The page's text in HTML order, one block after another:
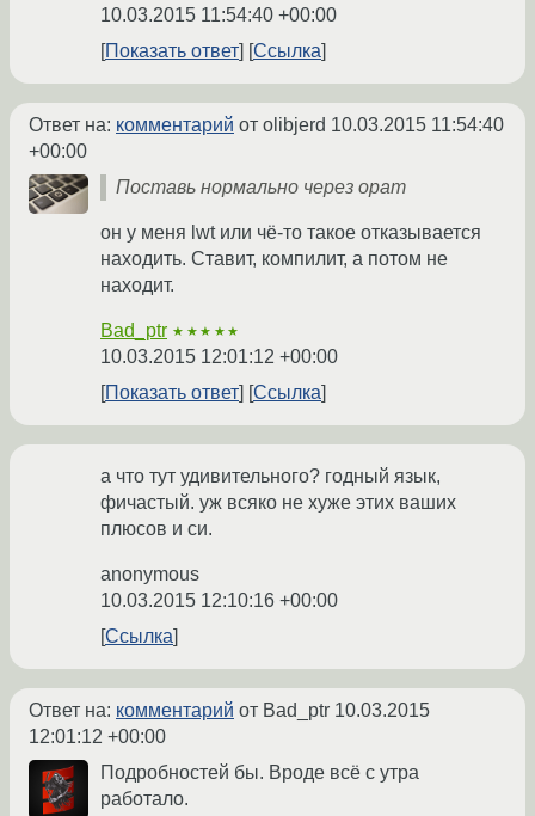
10.03.2015 11:54:40 +00:00
Показать ответ
Ссылка
Ответ на: комментарий от olibjerd 10.03.2015 11:54:40
+00:00
Поставь нормально через opam
он у меня lwt или чё-то такое отказывается
находить. Ставит, компилит, а потом не
находит.
Bad_ptr ★★★★★
10.03.2015 12:01:12 +00:00
Показать ответ
Ссылка
а что тут удивительного? годный язык,
фичастый. уж всяко не хуже этих ваших
плюсов и си.
anonymous
10.03.2015 12:10:16 +00:00
Ссылка
Ответ на: комментарий от Bad_ptr 10.03.2015
12:01:12 +00:00
Подробностей бы. Вроде всё с утра
работало.